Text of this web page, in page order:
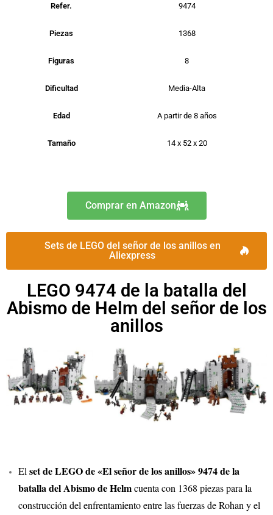
Refer. 9474
Piezas 1368
Figuras 8
Dificultad Media-Alta
Edad A partir de 8 años
Tamaño 14 x 52 x 20
Comprar en Amazon
Sets de LEGO del señor de los anillos en
Aliexpress
LEGO 9474 de la batalla del
Abismo de Helm del señor de los
anillos
Elset de LEGO de «El señor de los anillos» 9474 de la
batalla del Abismo de Helmcuenta con 1368 piezas para la
construcción del enfrentamiento entre las fuerzas de Rohan y el